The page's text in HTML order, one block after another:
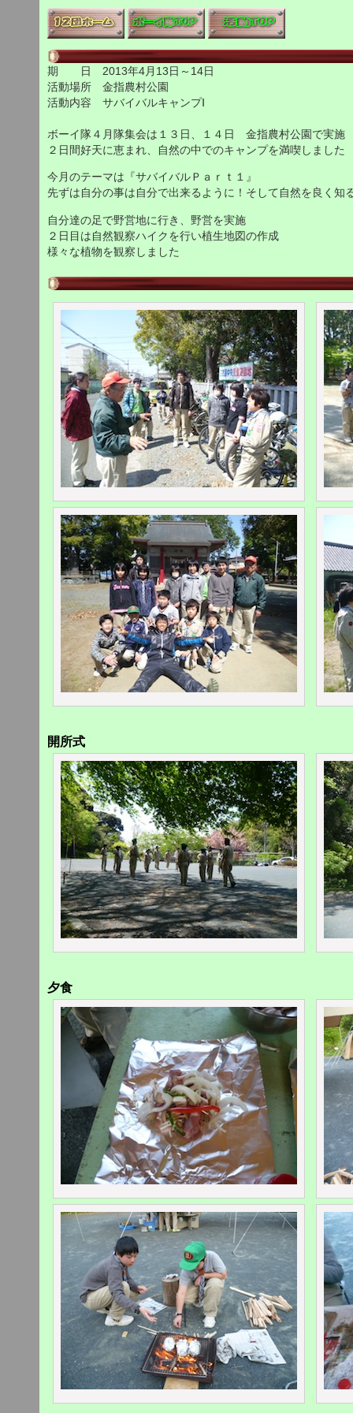
期 日 2013年4月13日～14日
活動場所 金指農村公園
活動内容 サバイバルキャンプⅠ
ボーイ隊４月隊集会は１３日、１４日 金指農村公園で実施
２日間好天に恵まれ、自然の中でのキャンプを満喫しました
今月のテーマは『サバイバルＰａｒｔ１』
先ずは自分の事は自分で出来るように！そして自然を良く知
自分達の足で野営地に行き、野営を実施
２日目は自然観察ハイクを行い植生地図の作成
様々な植物を観察しました
開所式
夕食